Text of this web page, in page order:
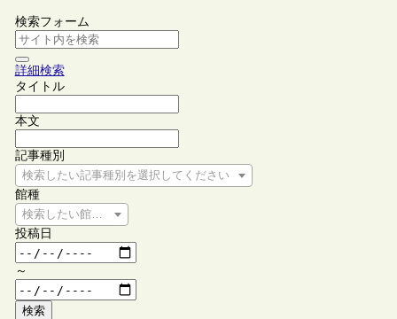
検索フォーム
詳細検索
タイトル
本文
記事種別
検索したい記事種別を選択してください
館種
検索したい館種を選択してください
投稿日
～
検索